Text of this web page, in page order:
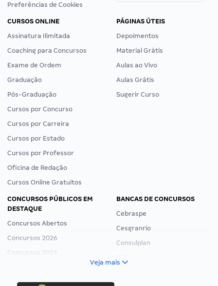
Preferências de Cookies
CURSOS ONLINE
Assinatura Ilimitada
Coaching para Concursos
Exame de Ordem
Graduação
Pós-Graduação
Cursos por Concurso
Cursos por Carreira
Cursos por Estado
Cursos por Professor
Oficina de Redação
Cursos Online Gratuitos
PÁGINAS ÚTEIS
Depoimentos
Material Grátis
Aulas ao Vivo
Aulas Grátis
Sugerir Curso
CONCURSOS PÚBLICOS EM
DESTAQUE
Concursos Abertos
Concursos 2026
Concursos 2025
Concurso Ibama
BANCAS DE CONCURSOS
Cebraspe
Cesgranrio
Consulplan
Veja mais